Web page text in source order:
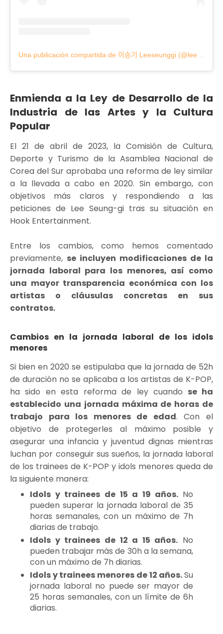
Enmienda a la Ley de Desarrollo de la
Industria de las Artes y la Cultura
Popular
El 21 de abril de 2023, la Comisión de Cultura,
Deporte y Turismo de la Asamblea Nacional de
Corea del Sur aprobaba una reforma de ley similar
a la llevada a cabo en 2020. Sin embargo, con
objetivos más claros y respondiendo a las
peticiones de Lee Seung-gi tras su situación en
Hook Entertainment.
Entre los cambios, como hemos comentado
previamente, se incluyen modificaciones de la
jornada laboral para los menores, así como
una mayor transparencia económica con los
artistas o cláusulas concretas en sus
contratos.
Cambios en la jornada laboral de los idols
menores
Si bien en 2020 se estipulaba que la jornada de 52h
de duración no se aplicaba a los artistas de K-POP,
ha sido en esta reforma de ley cuando se ha
establecido una jornada máxima de horas de
trabajo para los menores de edad. Con el
objetivo de protegerles al máximo posible y
asegurar una infancia y juventud dignas mientras
luchan por conseguir sus sueños, la jornada laboral
de los trainees de K-POP y idols menores queda de
la siguiente manera:
Idols y trainees de 15 a 19 años. No
pueden superar la jornada laboral de 35
horas semanales, con un máximo de 7h
diarias de trabajo.
Idols y trainees de 12 a 15 años. No
pueden trabajar más de 30h a la semana,
con un máximo de 7h diarias.
Idols y trainees menores de 12 años.Su
jornada laboral no puede ser mayor de
25 horas semanales, con un límite de 6h
diarias.